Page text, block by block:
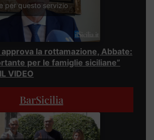
per questo servizio
approva la rottamazione, Abbate:
per le famiglie siciliane”
VIDEO
BarSicilia